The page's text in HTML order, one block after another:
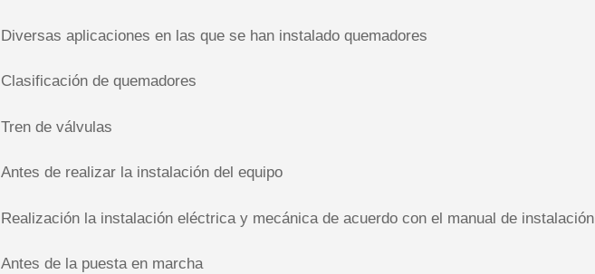
Diversas aplicaciones en las que se han instalado quemadores
Clasificación de quemadores
Tren de válvulas
Antes de realizar la instalación del equipo
Realización la instalación eléctrica y mecánica de acuerdo con el manual de instalación
Antes de la puesta en marcha